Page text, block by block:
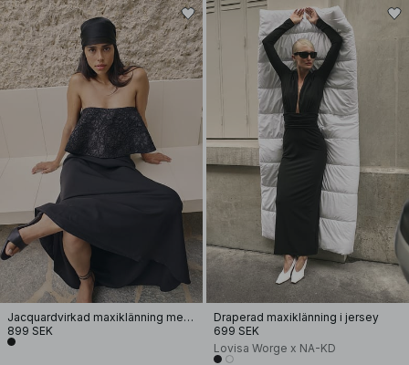
Jacquardvirkad maxiklänning med bandeau
899 SEK
Draperad maxiklänning i jersey
699 SEK
Lovisa Worge x NA-KD